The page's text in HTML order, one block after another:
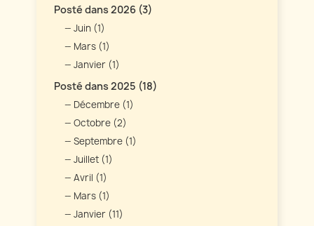
Posté dans 2026 (3)
Juin (1)
Mars (1)
Janvier (1)
Posté dans 2025 (18)
Décembre (1)
Octobre (2)
Septembre (1)
Juillet (1)
Avril (1)
Mars (1)
Janvier (11)